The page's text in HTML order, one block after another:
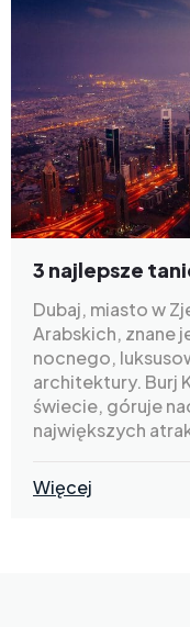
3 najlepsze
Dubaj, miasto w
Arabskich, znane
nocnego,
architektury. Burj
świecie, góruje
największych
Więcej